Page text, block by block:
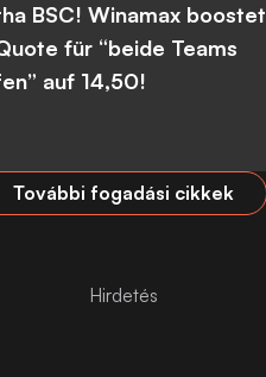
BSC! Winamax boostet
für “beide Teams
auf 14,50!
További fogadási cikkek